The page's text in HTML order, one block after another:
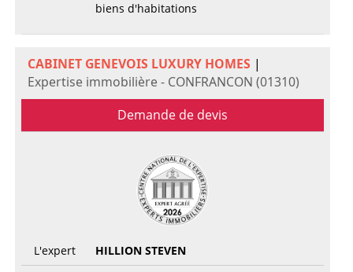
biens d'habitations
CABINET GENEVOIS LUXURY HOMES |
Expertise immobilière - CONFRANCON (01310)
Demande de devis
L'expert
HILLION STEVEN